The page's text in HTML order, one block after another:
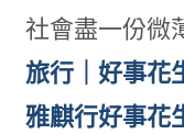
社會盡一份微
旅行｜好事花
雅麒行好事花